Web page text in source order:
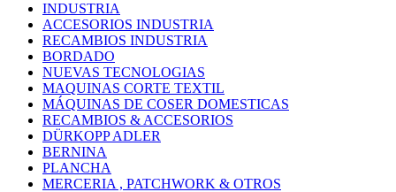
INDUSTRIA
ACCESORIOS INDUSTRIA
RECAMBIOS INDUSTRIA
BORDADO
NUEVAS TECNOLOGIAS
MAQUINAS CORTE TEXTIL
MÁQUINAS DE COSER DOMESTICAS
RECAMBIOS & ACCESORIOS
DÜRKOPP ADLER
BERNINA
PLANCHA
MERCERIA , PATCHWORK & OTROS